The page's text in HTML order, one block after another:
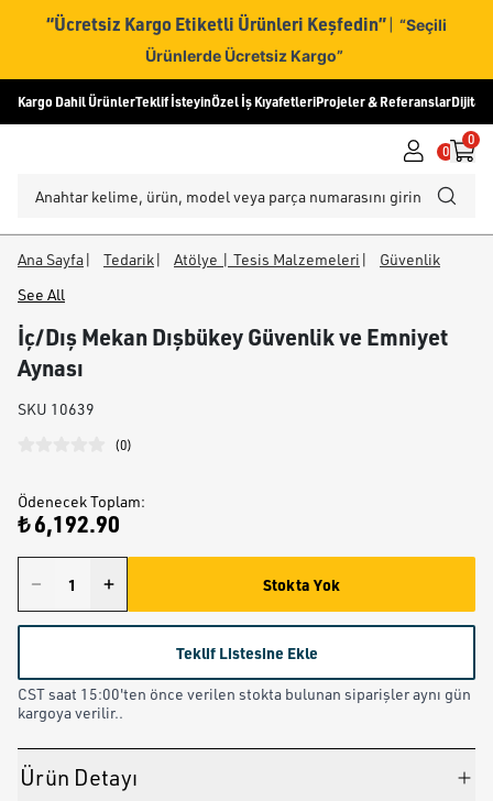
“Ücretsiz Kargo Etiketli Ürünleri Keşfedin” | “Seçili
Ürünlerde Ücretsiz Kargo”
Kargo Dahil ÜrünlerTeklif İsteyinÖzel İş KıyafetleriProjeler & ReferanslarDijital
0
0
Ana Sayfa| Tedarik| Atölye | Tesis Malzemeleri |
Güvenlik
See All
İç/Dış Mekan Dışbükey Güvenlik ve Emniyet
Aynası
SKU 10639
(0)
Ödenecek Toplam:
₺ 6,192.90
Stokta Yok
Teklif Listesine Ekle
CST saat 15:00'ten önce verilen stokta bulunan siparişler aynı gün
kargoya verilir..
Ürün Detayı